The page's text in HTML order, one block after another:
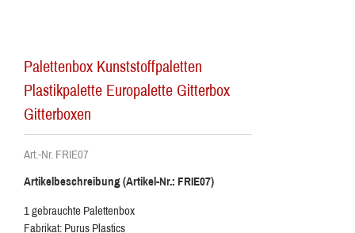
Palettenbox Kunststoffpaletten
Plastikpalette Europalette Gitterbox
Gitterboxen
Art.-Nr. FRIE07
Artikelbeschreibung (Artikel-Nr.: FRIE07)
1 gebrauchte Palettenbox
Fabrikat: Purus Plastics